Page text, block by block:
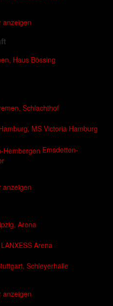
anzeigen
Haus Bössing
Schlachthof
MS Victoria Hamburg
Emsdetten-
anzeigen
Arena
Arena
Schleyerhalle
anzeigen